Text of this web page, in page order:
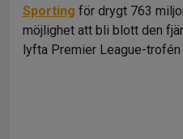
Sporting för drygt 763
möjlighet att bli blott den
lyfta Premier League-